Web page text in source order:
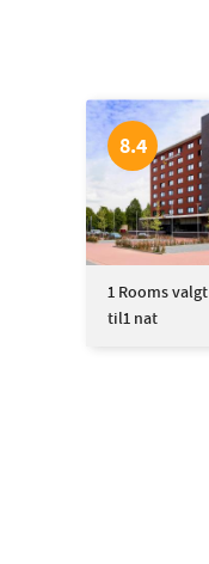
8.4
1 Rooms valgt
til1 nat